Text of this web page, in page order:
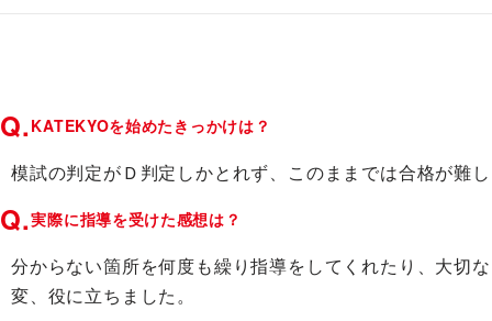
Q.KATEKYOを始めたきっかけは？
模試の判定がＤ判定しかとれず、このままでは合格が難
Q.実際に指導を受けた感想は？
分からない箇所を何度も繰り指導をしてくれたり、大切
変、役に立ちました。